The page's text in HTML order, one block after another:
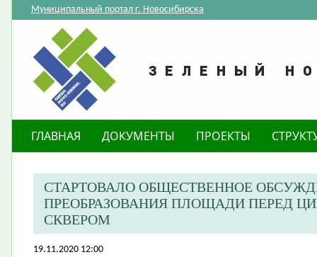
Муниципальный портал г. Новосибирска
ГЛАВНАЯ ДОКУМЕНТЫ ПРОЕКТЫ
СТАРТОВАЛО ОБЩЕСТВЕННОЕ
ПРЕОБРАЗОВАНИЯ ПЛОЩАДИ ПЕРЕД
СКВЕРОМ
19.11.2020 12:00